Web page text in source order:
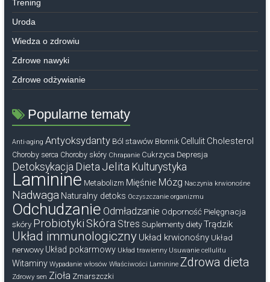
Trening
Uroda
Wiedza o zdrowiu
Zdrowe nawyki
Zdrowe odżywianie
Popularne tematy
Anti-aging Antyoksydanty Ból stawów Błonnik Cellulit Cholesterol
Choroby serca Choroby skóry Chrapanie Cukrzyca Depresja
Detoksykacja Dieta Jelita Kulturystyka
Laminine Metabolizm Mięśnie Mózg Naczynia krwionośne
Nadwaga Naturalny detoks Oczyszczanie organizmu
Odchudzanie Odmładzanie Odporność Pielęgnacja
skóry Probiotyki Skóra Stres Suplementy diety Trądzik
Układ immunologiczny Układ krwionośny Układ
nerwowy Układ pokarmowy Układ trawienny Usuwanie cellulitu
Witaminy Wypadanie włosów Właściwości Laminine Zdrowa dieta
Zdrowy sen Zioła Zmarszczki